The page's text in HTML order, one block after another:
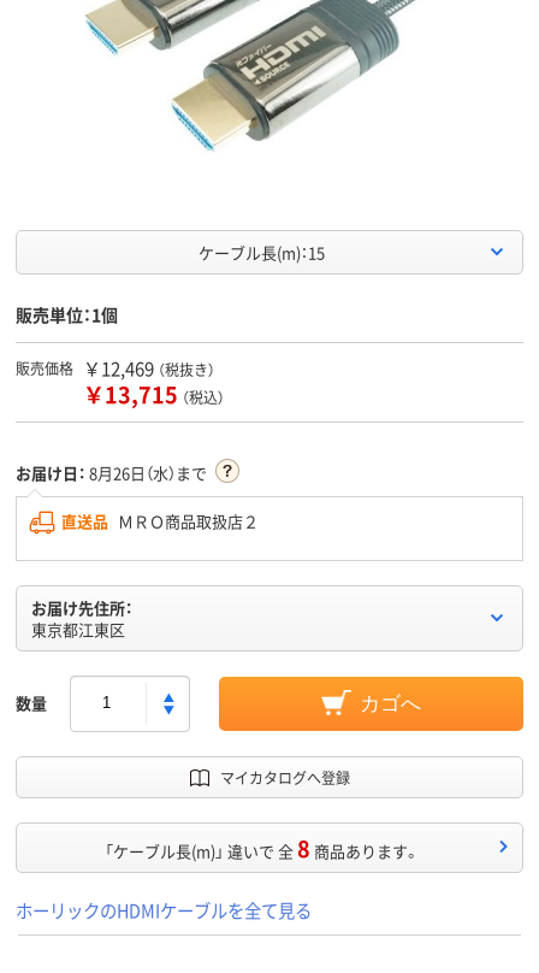
ケーブル長(m)：15
販売単位：1個
販売価格 ￥12,469 （税抜き）
￥13,715 （税込）
お届け日： 8月26日（水）まで
直送品 ＭＲＯ商品取扱店２
お届け先住所：
東京都江東区
数量 カゴへ
マイカタログへ登録
「ケーブル長(m)」 違いで 全8 商品あります。
ホーリックのHDMIケーブルを全て見る